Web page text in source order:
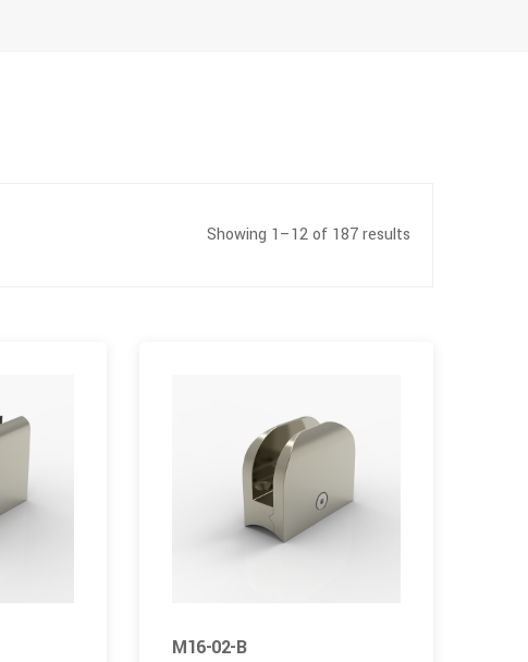
Showing 1–12 of 187 results
M16-02-B